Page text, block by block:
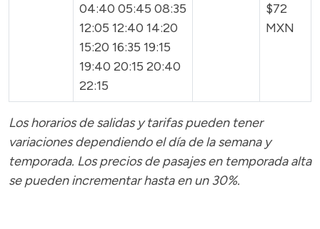
04:40 05:45 08:35
12:05 12:40 14:20
15:20 16:35 19:15
19:40 20:15 20:40
22:15
$72
MXN
Los horarios de salidas y tarifas pueden tener
variaciones dependiendo el día de la semana y
temporada. Los precios de pasajesen temporada alta
se pueden incrementar hasta en un 30%.